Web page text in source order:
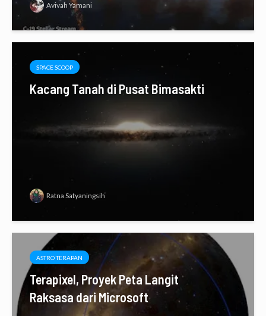
Avivah Yamani
SPACE SCOOP
Kacang Tanah di Pusat Bimasakti
Ratna Satyaningsih
ASTRO TERAPAN
Terapixel, Proyek Peta Langit
Raksasa dari Microsoft